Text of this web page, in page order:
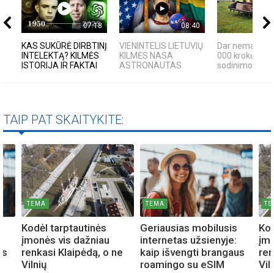
07:18
KAS SUKŪRĖ DIRBTINĮ
INTELEKTĄ? KILMĖS
ISTORIJA IR FAKTAI
08:40
VIENINTELIS LIETUVIŲ
KILMĖS NASA
ASTRONAUTAS
Dar
000 krokų
sodinimo
TAIP PAT SKAITYKITE:
TEMA
Kodėl tarptautinės
įmonės vis dažniau
renkasi Klaipėdą, o ne
Vilnių
TEMA
Geriausias mobilusis
internetas užsienyje:
kaip išvengti brangaus
roamingo su eSIM